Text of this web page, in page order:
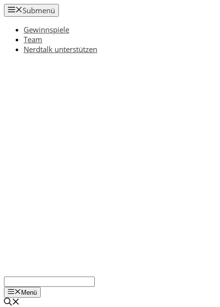
Zum
Inhalt
springen
Submenü
Gewinnspiele
Team
Nerdtalk unterstützen
Menü